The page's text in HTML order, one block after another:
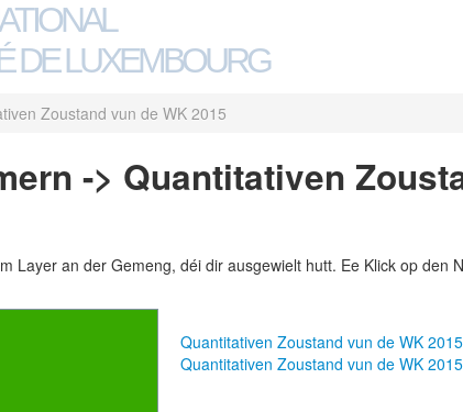
DE LUXEMBOURG
Zoustand vun de WK 2015
-> Quantitativen
Layer an der Gemeng, déi dir ausgewielt hutt. Ee Klick op den
Quantitativen Zoustand vun de WK
Quantitativen Zoustand vun de WK